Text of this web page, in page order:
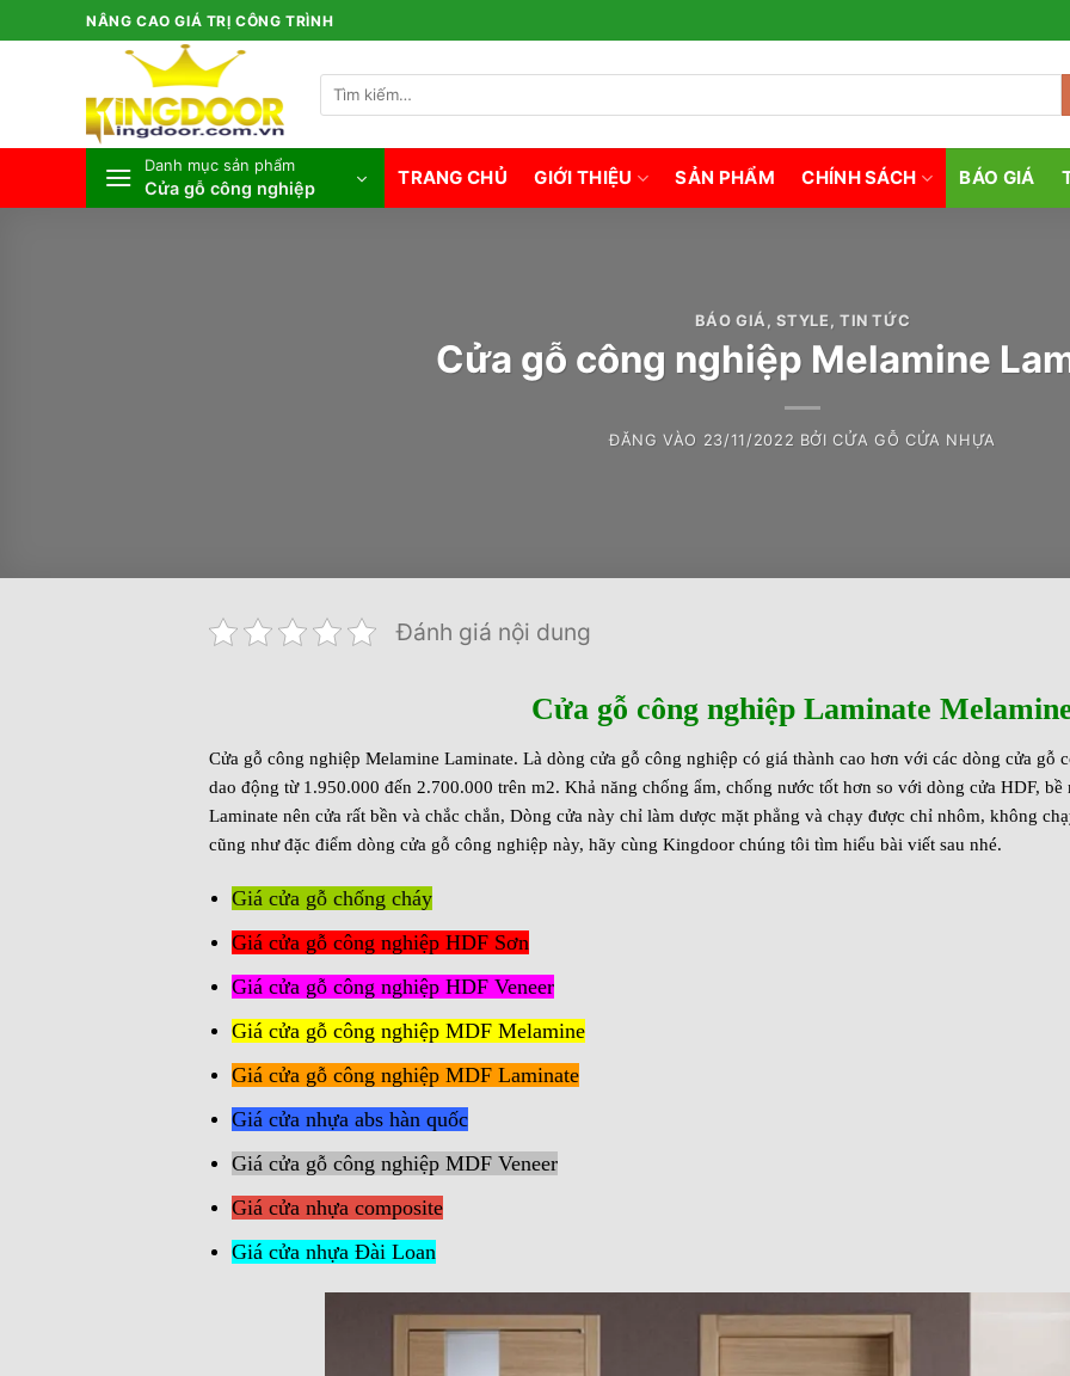
qua
NÂNG CAO GIÁ TRỊ CÔNG TRÌNH
Tìm
kiếm:
Danh mục sản phẩm
Cửa gỗ công nghiệp TRANG CHỦ GIỚI THIỆU SẢN PHẨM CHÍNH SÁCH BÁO GIÁ
BÁO GIÁ ,STYLE , TIN TỨC
Cửa gỗ công nghiệp Melamine
ĐĂNG VÀO 23/11/2022 BỞI CỬA GỖ CỬA NHỰA
Đánh giá nội dung
Cửa gỗ công nghiệp Laminate
Cửa gỗ công nghiệp Melamine Laminate. Là dòng cửa gỗ công nghiệp có giá thành cao hơn với các dòng cửa gỗ
dao động từ 1.950.000 đến 2.700.000 trên m2. Khả năng chống ẩm, chống nước tốt hơn so với dòng cửa HDF,
Laminate nên cửa rất bền và chắc chắn, Dòng cửa này chỉ làm dược mặt phẳng và chạy được chỉ nhôm, không
cũng như đặc điểm dòng cửa gỗ công nghiệp này, hãy cùng Kingdoor chúng tôi tìm hiểu bài viết sau nhé.
Giá cửa gỗ chống cháy
Giá cửa gỗ công nghiệp HDF Sơn
Giá cửa gỗ công nghiệp HDF Veneer
Giá cửa gỗ công nghiệp MDF Melamine
Giá cửa gỗ công nghiệp MDF Laminate
Giá cửa nhựa abs hàn quốc
Giá cửa gỗ công nghiệp MDF Veneer
Giá cửa nhựa composite
Giá cửa nhựa Đài Loan